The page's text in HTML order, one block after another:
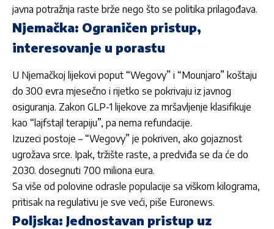
javna potražnja raste brže nego što se politika prilagođava.
Njemačka: Ograničen pristup,
interesovanje u porastu
U Njemačkoj lijekovi poput “Wegovy” i “Mounjaro” koštaju
do 300 evra mjesečno i rijetko se pokrivaju iz javnog
osiguranja. Zakon GLP-1 lijekove za mršavljenje klasifikuje
kao “lajfstajl terapiju”, pa nema refundacije.
Izuzeci postoje – “Wegovy” je pokriven, ako gojaznost
ugrožava srce. Ipak, tržište raste, a predviđa se da će do
2030. dosegnuti 700 miliona eura.
Sa više od polovine odrasle populacije sa viškom kilograma,
pritisak na regulativu je sve veći, piše Euronews.
Poljska: Jednostavan pristup uz